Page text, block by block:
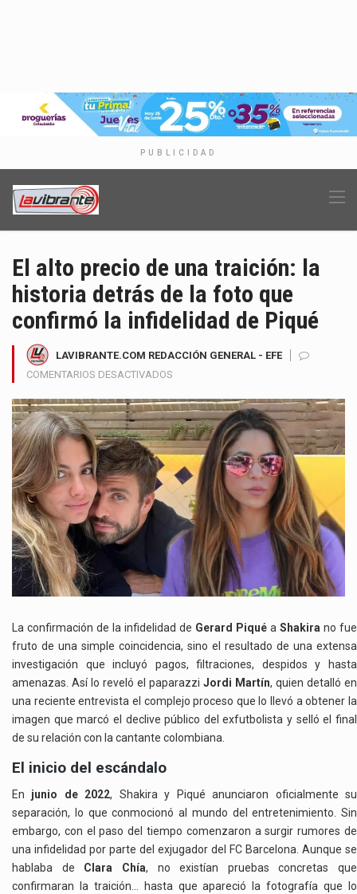
PUBLICIDAD
El alto precio de una traición: la
historia detrás de la foto que
confirmó la infidelidad de Piqué
LAVIBRANTE.COM REDACCIÓN GENERAL - EFE
COMENTARIOS DESACTIVADOS
ALTO
PRECIO
DE
UNA
TRAICIÓN:
LA
HISTORIA
DETRÁS
DE
LA
FOTO
QUE
LA
INFIDELIDAD
PIQUÉ
La confirmación de la infidelidad de Gerard Piqué a Shakira no fue
fruto de una simple coincidencia, sino el resultado de una extensa
investigación que incluyó pagos, filtraciones, despidos y hasta
amenazas. Así lo reveló el paparazzi Jordi Martín, quien detalló en
una reciente entrevista el complejo proceso que lo llevó a obtener la
imagen que marcó el declive público del exfutbolista y selló el final
de su relación con la cantante colombiana.
El inicio del escándalo
En junio de 2022, Shakira y Piqué anunciaron oficialmente su
separación, lo que conmocionó al mundo del entretenimiento. Sin
embargo, con el paso del tiempo comenzaron a surgir rumores de
una infidelidad por parte del exjugador del FC Barcelona. Aunque se
hablaba de Clara Chía, no existían pruebas concretas que
confirmaran la traición… hasta que apareció la fotografía que lo